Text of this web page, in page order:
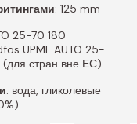
: 125 mm
25-70 180
UPML AUTO 25-
стран вне ЕС)
: вода, гликолевые